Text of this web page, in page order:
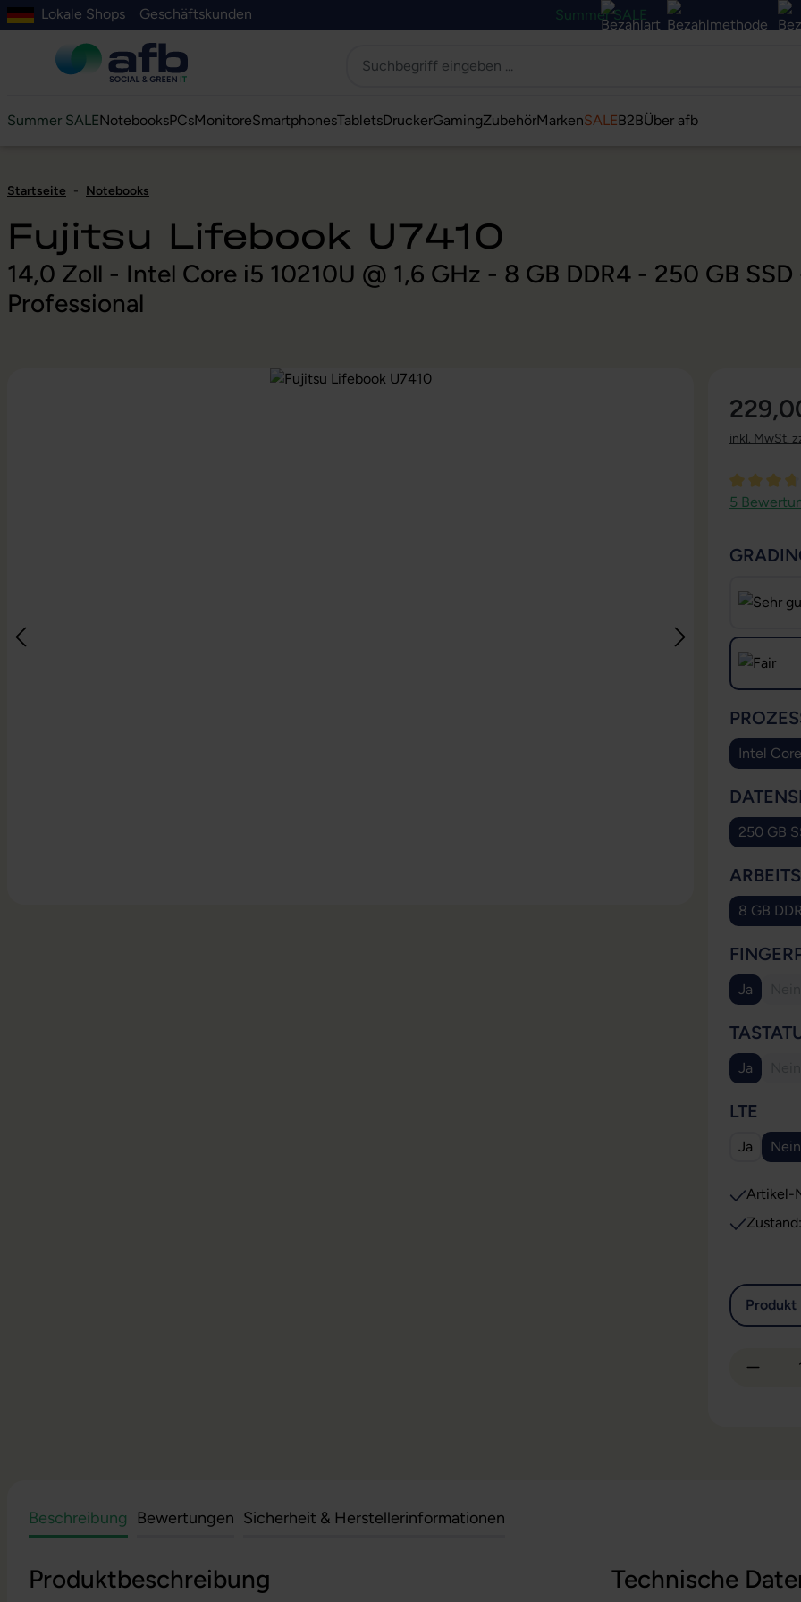
springen
Suche springen
Zur Hauptnavigation springen
Zur Navigation der B2B-Plattform springen
Lokale Shops Geschäftskunden Summer SALE
Summer SALENotebooksPCsMonitoreSmartphonesTabletsDruckerGamingZubehörMarkenSALEB2BÜber afb
Startseite - Notebooks
Fujitsu Lifebook U7410
14,0 Zoll - Intel Core i5 10210U @ 1,6 GHz - 8 GB DDR4 - 250 GB
Professional
inkl. MwSt.
5
Intel
250 GB
8 GB
Ja
Ja
LTE
Ja Nein
Artikel-
Beschreibung Bewertungen Sicherheit & Herstellerinformationen
Produktbeschreibung Technische